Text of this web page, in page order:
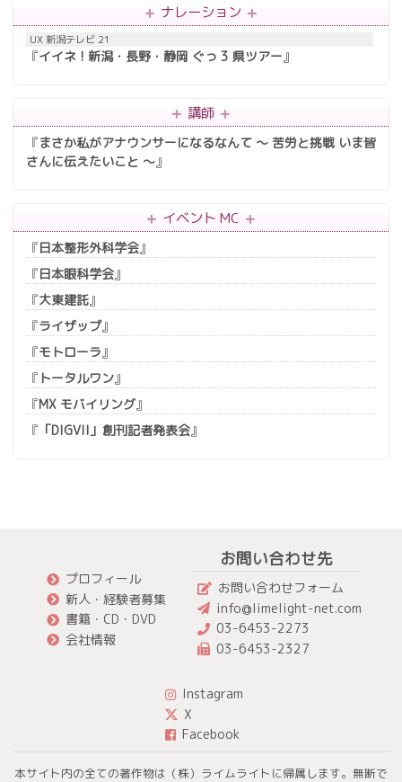
ナレーション
UX 新潟テレビ 21
『イイネ ! 新潟・長野・静岡 ぐっ 3 県ツアー』
講師
『まさか私がアナウンサーになるなんて 〜 苦労と挑戦 いま皆
さんに伝えたいこと 〜』
イベント MC
『日本整形外科学会』
『日本眼科学会』
『大東建託』
『ライザップ』
『モトローラ』
『 トータルワン』
『MX モバイリング』
『 「DIGVII」創刊記者発表会』
プロフィール
新人・経験者募集
書籍・CD・DVD
会社情報
お問い合わせ先
お問い合わせフォーム
info@limelight-net.com
03-6453-2273
03-6453-2327
Instagram
X
Facebook
本サイト内の全ての著作物は（株）ライムライトに帰属します。無断で